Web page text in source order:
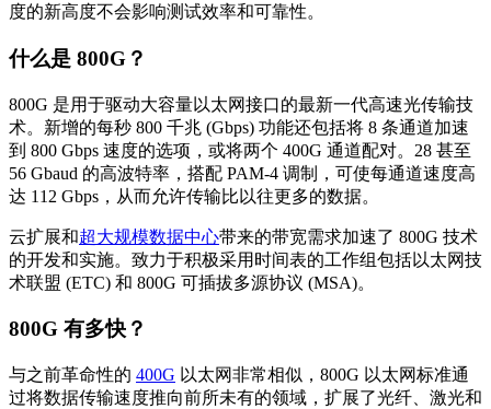
度的新高度不会影响测试效率和可靠性。
什么是 800G？
800G 是用于驱动大容量以太网接口的最新一代高速光传输技
术。新增的每秒 800 千兆 (Gbps) 功能还包括将 8 条通道加速
到 800 Gbps 速度的选项，或将两个 400G 通道配对。28 甚至
56 Gbaud 的高波特率，搭配 PAM-4 调制，可使每通道速度高
达 112 Gbps，从而允许传输比以往更多的数据。
云扩展和超大规模数据中心带来的带宽需求加速了 800G 技术
的开发和实施。致力于积极采用时间表的工作组包括以太网技
术联盟 (ETC) 和 800G 可插拔多源协议 (MSA)。
800G 有多快？
与之前革命性的 400G 以太网非常相似，800G 以太网标准通
过将数据传输速度推向前所未有的领域，扩展了光纤、激光和